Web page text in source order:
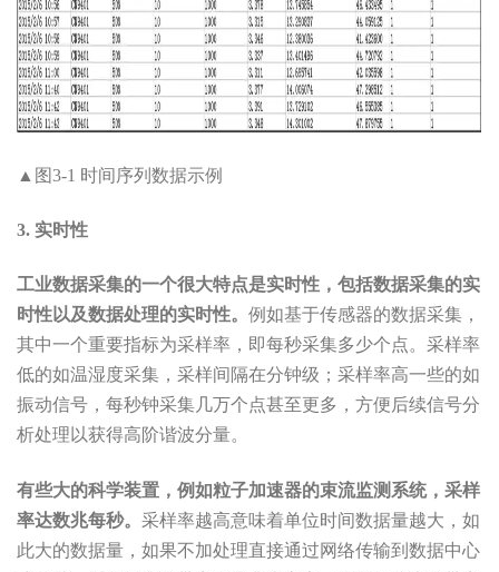
▲图3-1 时间序列数据示例
3. 实时性
工业数据采集的一个很大特点是实时性，包括数据采集的实
时性以及数据处理的实时性。 例如基于传感器的数据采集，
其中一个重要指标为采样率，即每秒采集多少个点。采样率
低的如温湿度采集，采样间隔在分钟级；采样率高一些的如
振动信号，每秒钟采集几万个点甚至更多，方便后续信号分
析处理以获得高阶谐波分量。
有些大的科学装置，例如粒子加速器的束流监测系统，采样
率达数兆每秒。 采样率越高意味着单位时间数据量越大，如
此大的数据量，如果不加处理直接通过网络传输到数据中心